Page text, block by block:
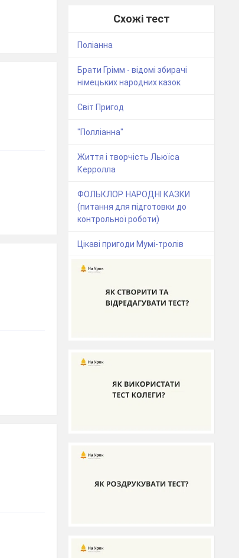
Схожі тест
Поліанна
Брати Грімм - відомі збирачі
німецьких народних казок
Світ Пригод
"Полліанна"
Життя і творчість Льюїса
Керролла
ФОЛЬКЛОР. НАРОДНІ КАЗКИ
(питання для підготовки до
контрольної роботи)
Цікаві пригоди Мумі-тролів